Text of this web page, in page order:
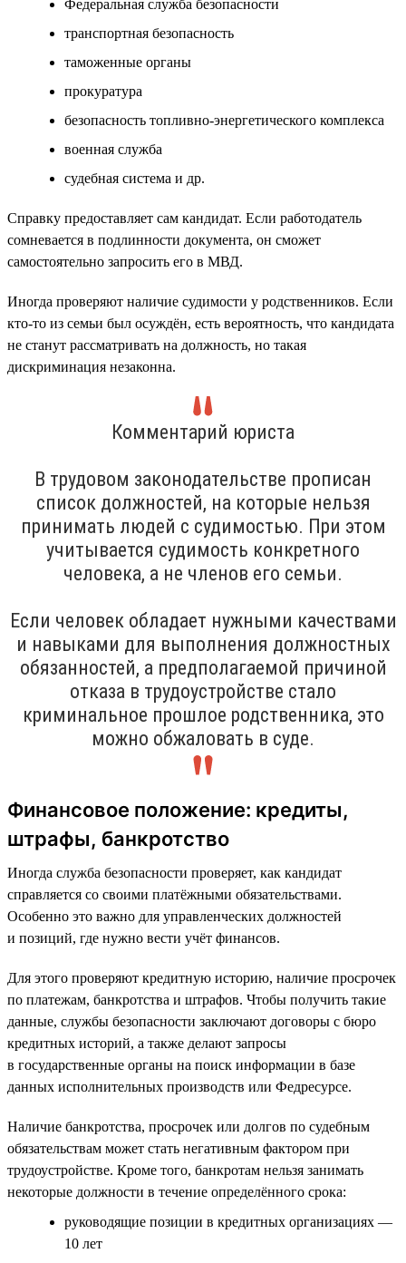
Федеральная служба безопасности
транспортная безопасность
таможенные органы
прокуратура
безопасность топливно-энергетического комплекса
военная служба
судебная система и др.
Справку предоставляет сам кандидат. Если работодатель
сомневается в подлинности документа, он сможет
самостоятельно запросить его в МВД.
Иногда проверяют наличие судимости у родственников. Если
кто-то из семьи был осуждён, есть вероятность, что кандидата
не станут рассматривать на должность, но такая
дискриминация незаконна.
Комментарий юриста
В трудовом законодательстве прописан
список должностей, на которые нельзя
принимать людей с судимостью. При этом
учитывается судимость конкретного
человека, а не членов его семьи.
Если человек обладает нужными качествами
и навыками для выполнения должностных
обязанностей, а предполагаемой причиной
отказа в трудоустройстве стало
криминальное прошлое родственника, это
можно обжаловать в суде.
Финансовое положение: кредиты,
штрафы, банкротство
Иногда служба безопасности проверяет, как кандидат
справляется со своими платёжными обязательствами.
Особенно это важно для управленческих должностей
и позиций, где нужно вести учёт финансов.
Для этого проверяют кредитную историю, наличие просрочек
по платежам, банкротства и штрафов. Чтобы получить такие
данные, службы безопасности заключают договоры с бюро
кредитных историй, а также делают запросы
в государственные органы на поиск информации в базе
данных исполнительных производств или Федресурсе.
Наличие банкротства, просрочек или долгов по судебным
обязательствам может стать негативным фактором при
трудоустройстве. Кроме того, банкротам нельзя занимать
некоторые должности в течение определённого срока:
руководящие позиции в кредитных организациях —
10 лет